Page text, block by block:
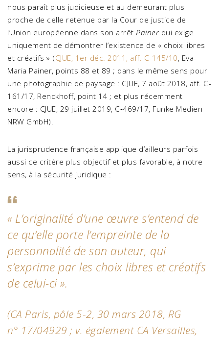
nous paraît plus judicieuse et au demeurant plus
proche de celle retenue par la Cour de justice de
l’Union européenne dans son arrêt Painerqui exige
uniquement de démontrer l’existence de « choix libres
et créatifs » (CJUE, 1er déc. 2011, aff. C-145/10, Eva-
Maria Painer, points 88 et 89 ; dans le même sens pour
une photographie de paysage : CJUE, 7 août 2018, aff. C-
161/17, Renckhoff, point 14 ; et plus récemment
encore : CJUE, 29 juillet 2019, C‑469/17, Funke Medien
NRW GmbH).
La jurisprudence française applique d’ailleurs parfois
aussi ce critère plus objectif et plus favorable, à notre
sens, à la sécurité juridique :
« L’originalité d’une œuvre s’entend de
ce qu’elle porte l’empreinte de la
personnalité de son auteur, qui
s’exprime par les choix libres et créatifs
de celui-ci ».
(CA Paris, pôle 5-2, 30 mars 2018, RG
n° 17/04929 ; v. également CA Versailles,